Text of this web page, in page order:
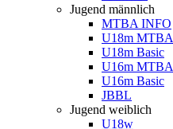
Jugend männlich
MTBA INFO
U18m MTBA
U18m Basic
U16m MTBA
U16m Basic
JBBL
Jugend weiblich
U18w